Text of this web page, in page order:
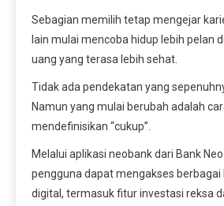
Sebagian memilih tetap mengejar
lain mulai mencoba hidup lebih pelan
uang yang terasa lebih sehat.
Tidak ada pendekatan yang
Namun yang mulai berubah adalah
mendefinisikan “cukup”.
Melalui aplikasi neobank dari Bank
pengguna dapat mengakses berbagai
digital, termasuk fitur investasi reksa